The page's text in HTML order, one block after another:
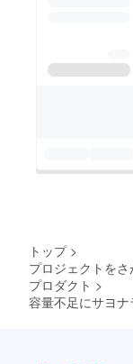
トップ >
プロジェクトをさ
プロダクト >
容量不足にサヨ